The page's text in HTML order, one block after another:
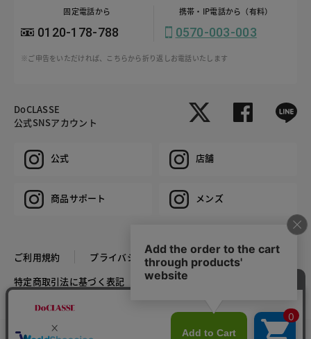
固定電話から
0120-178-788
携帯・IP電話から（有料）
0570-003-003
※ご申告をいただければ、こちらから折り返しお電話いたします
DoCLASSE
公式SNSアカウント
公式 店舗
商品サポート メンズ
ご利用規約
プライバシーポリシー
特定商取引法に基づく表記
推奨環境
COPYRIGHT © DoCLASSE ALL RIGHTS RESERVED.